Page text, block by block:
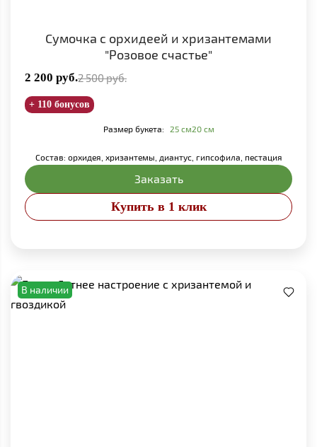
Сумочка с орхидеей и хризантемами
"Розовое счастье"
2 200 руб.2 500руб.
+ 110 бонусов
Размер букета: 25 см20 см
Состав: орхидея, хризантемы, диантус, гипсофила, пестация
Заказать
Купить в 1 клик
В наличии